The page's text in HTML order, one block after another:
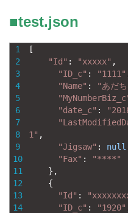
k
■test.json
1
2
3
4
5
6
7
8
9
10
11
12
13
14
[
"Id" : "xxxxx" ,
"ID_c" : "1111"
"Name" : "あだ
"date_c" :
1" ,
"Jigsaw" : null
"Fax" :
"****"
} ,
{
"Id" :
"ID_c" : "1920"